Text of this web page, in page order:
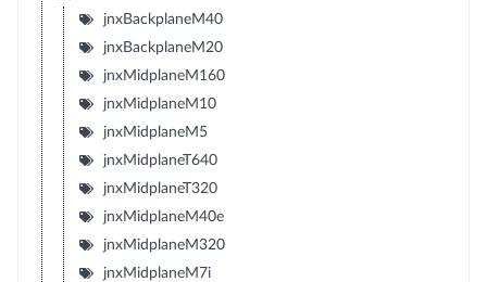
jnxBackplaneM40
jnxBackplaneM20
jnxMidplaneM160
jnxMidplaneM10
jnxMidplaneM5
jnxMidplaneT640
jnxMidplaneT320
jnxMidplaneM40e
jnxMidplaneM320
jnxMidplaneM7i